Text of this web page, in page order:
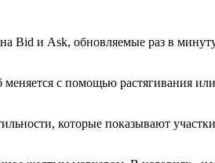
Bid и Ask, обновляемые раз в
с помощью растягивания
которые показывают